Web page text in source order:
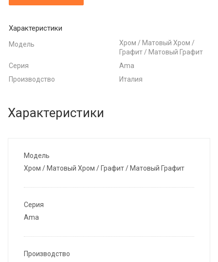
Характеристики
Модель
Хром / Матовый Хром /
Графит / Матовый Графит
Серия
Ama
Производство
Италия
Характеристики
Модель
Хром / Матовый Хром / Графит / Матовый Графит
Серия
Ama
Производство